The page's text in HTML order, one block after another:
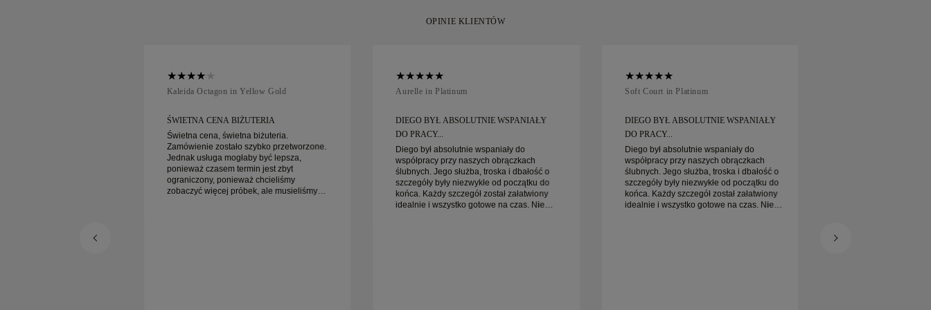
OPINIE KLIENTÓW
Kaleida Octagon in Yellow Gold
ŚWIETNA CENA BIŻUTERIA
Świetna cena, świetna biżuteria.
Zamówienie zostało szybko przetworzone.
Jednak usługa mogłaby być lepsza,
ponieważ czasem termin jest zbyt
ograniczony, ponieważ chcieliśmy
zobaczyć więcej próbek, ale musieliśmy
Aurelle in Platinum
DIEGO BYŁ ABSOLUTNIE WSPANIAŁY
DO PRACY...
Diego był absolutnie wspaniały do
współpracy przy naszych obrączkach
ślubnych. Jego służba, troska i dbałość o
szczegóły były niezwykłe od początku do
końca. Każdy szczegół został załatwiony
idealnie i wszystko gotowe na czas. Nie
Soft Court in Platinum
DIEGO BYŁ ABSOLUTNIE WSPANIAŁY
DO PRACY...
Diego był absolutnie wspaniały do
współpracy przy naszych obrączkach
ślubnych. Jego służba, troska i dbałość o
szczegóły były niezwykłe od początku do
końca. Każdy szczegół został załatwiony
idealnie i wszystko gotowe na czas. Nie